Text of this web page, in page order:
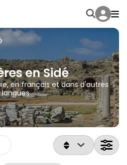
en Sidé
en français et dans d'autres
langues